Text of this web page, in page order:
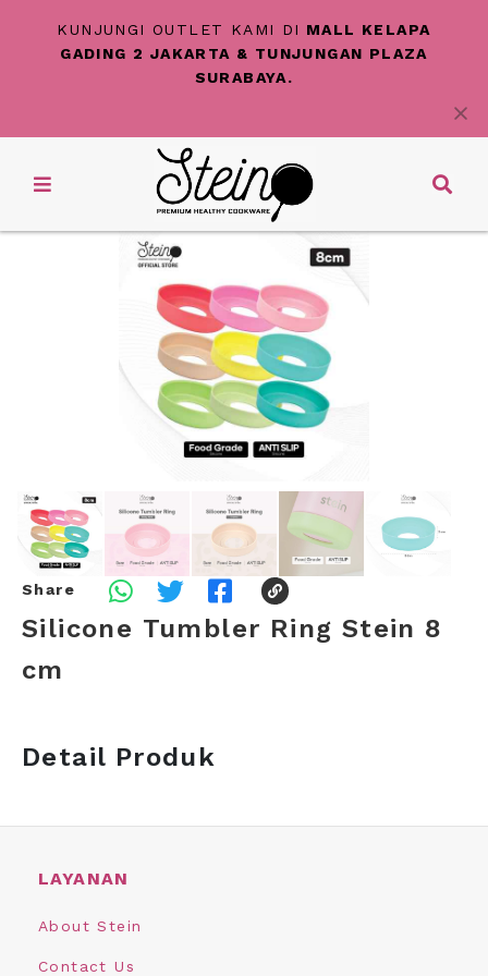
KUNJUNGI OUTLET KAMI DI MALL KELAPA
GADING 2 JAKARTA & TUNJUNGAN PLAZA
SURABAYA.
Share
Silicone Tumbler Ring Stein 8
cm
Detail Produk
LAYANAN
About Stein
Contact Us